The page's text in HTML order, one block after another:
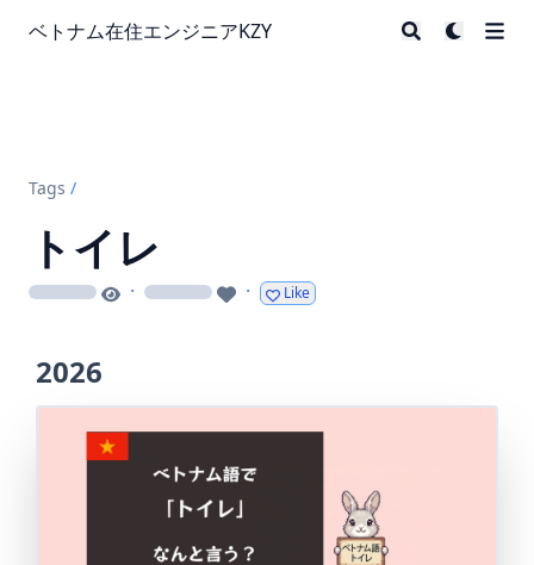
ベトナム在住エンジニアKZY
Tags /
トイレ
loading · loading · Like
2026